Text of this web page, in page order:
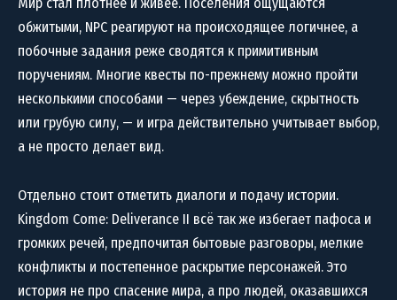
Мир стал плотнее и живее. Поселения ощущаются
обжитыми, NPC реагируют на происходящее логичнее, а
побочные задания реже сводятся к примитивным
поручениям. Многие квесты по-прежнему можно пройти
несколькими способами — через убеждение, скрытность
или грубую силу, — и игра действительно учитывает выбор,
а не просто делает вид.
Отдельно стоит отметить диалоги и подачу истории.
Kingdom Come: Deliverance II всё так же избегает пафоса и
громких речей, предпочитая бытовые разговоры, мелкие
конфликты и постепенное раскрытие персонажей. Это
история не про спасение мира, а про людей, оказавшихся